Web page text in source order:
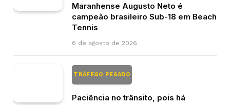
Maranhense Augusto Neto é
campeão brasileiro Sub-18 em Beach
Tennis
6 de agosto de 2026
TRÁFEGO PESADO
Paciência no trânsito, pois há